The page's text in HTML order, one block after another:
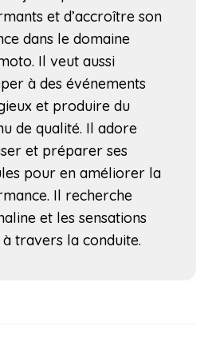
et d’accroître son
dans le domaine
Il veut aussi
à des événements
et produire du
de qualité. Il adore
et préparer ses
pour en améliorer la
Il recherche
et les sensations
travers la conduite.